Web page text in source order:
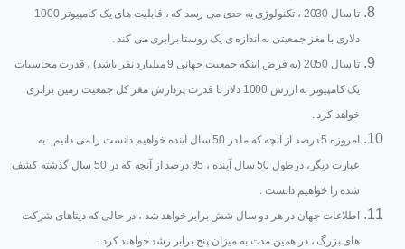
تا سال 2030 ، تکنولوژی یه حدی می رسد که ، قابلیت های یک کامپیوتر 1000
دلاری با مغز جمعیتی به اندازه ی یک روستا برابری می کند .
تا سال 2050 (به فرض اینکه جمعیت جهانی 9 میلیارد نفر باشد) ، قدرت محاسبات
یک کامپیوتر به ارزش 1000 دلار با قدرت پردازش مغز کل جمعیت زمین برابری
خواهد کرد .
امروزه 5 درصد از آنچه که ما در 50 سال آینده خواهیم دانست را می دانیم . به
عبارت دیگر، درطول 50 سال آینده ، 95 درصد از آنچه که در 50 سال گذشته کشف
شده را خواهیم دانست .
اطلاعات جهان در هر دو سال شش برابر خواهد شد ، در حالی که دیتاهای شرکت
های بزرگ ، در همین مدت به میزان پنج برابر رشد خواهند کرد .